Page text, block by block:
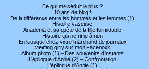
Ce qui me séduit le plus ?
10 ans de blog !
De la différence entre les hommes et les femmes (1)
Histoire vaseuse
Anadema et sa quête de la fille formidable
Histoire qui ne rime à rien
En kiosque chez votre marchand de journaux
Meeting girly sur mon Facebook
Album photo (1) – Des souvenirs d’instants
L’épilogue d’Annie (2) – Confrontation
L’épilogue d’Annie (1)